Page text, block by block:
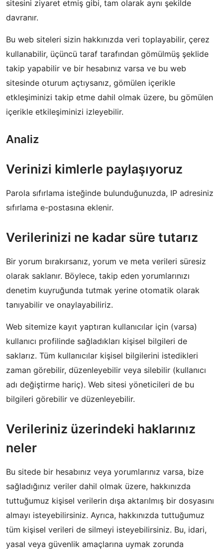
sitesini ziyaret etmiş gibi, tam olarak aynı şekilde
davranır.
Bu web siteleri sizin hakkınızda veri toplayabilir, çerez
kullanabilir, üçüncü taraf tarafından gömülmüş şeklide
takip yapabilir ve bir hesabınız varsa ve bu web
sitesinde oturum açtıysanız, gömülen içerikle
etkleşiminizi takip etme dahil olmak üzere, bu gömülen
içerikle etkileşiminizi izleyebilir.
Analiz
Verinizi kimlerle paylaşıyoruz
Parola sıfırlama isteğinde bulunduğunuzda, IP adresiniz
sıfırlama e-postasına eklenir.
Verilerinizi ne kadar süre tutarız
Bir yorum bırakırsanız, yorum ve meta verileri süresiz
olarak saklanır. Böylece, takip eden yorumlarınızı
denetim kuyruğunda tutmak yerine otomatik olarak
tanıyabilir ve onaylayabiliriz.
Web sitemize kayıt yaptıran kullanıcılar için (varsa)
kullanıcı profilinde sağladıkları kişisel bilgileri de
saklarız. Tüm kullanıcılar kişisel bilgilerini istedikleri
zaman görebilir, düzenleyebilir veya silebilir (kullanıcı
adı değiştirme hariç). Web sitesi yöneticileri de bu
bilgileri görebilir ve düzenleyebilir.
Verileriniz üzerindeki haklarınız
neler
Bu sitede bir hesabınız veya yorumlarınız varsa, bize
sağladığınız veriler dahil olmak üzere, hakkınızda
tuttuğumuz kişisel verilerin dışa aktarılmış bir dosyasını
almayı isteyebilirsiniz. Ayrıca, hakkınızda tuttuğumuz
tüm kişisel verileri de silmeyi isteyebilirsiniz. Bu, idari,
yasal veya güvenlik amaçlarına uymak zorunda